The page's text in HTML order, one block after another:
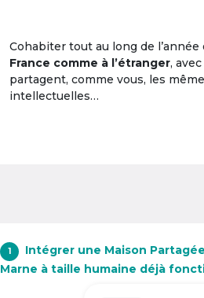
Cohabiter tout au long de
France comme à l’étranger,
partagent, comme vous, les
intellectuelles…
1
Intégrer une Maison
Marne à taille humaine déjà